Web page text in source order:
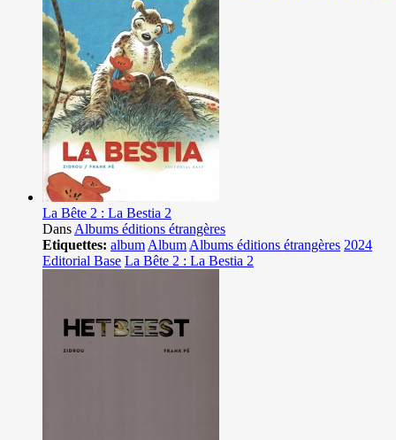
La Bête 2 : La Bestia 2
Dans Albums éditions étrangères
Etiquettes: album Album Albums éditions étrangères 2024
Editorial Base La Bête 2 : La Bestia 2